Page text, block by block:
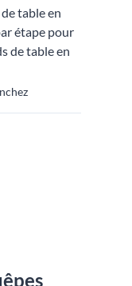
table en
étape pour
de table en